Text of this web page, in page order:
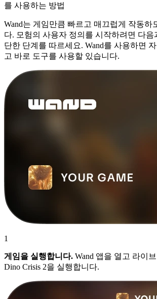
를 사용하는 방법
Wand는 게임만큼 빠르고 매끄럽게 작동하
다. 모험의 사용자 정의를 시작하려면 다음
단한 단계를 따르세요. Wand를 사용하면
고 바로 도구를 사용할 있습니다.
1
게임을 실행합니다. Wand 앱을 열고 라이
Dino Crisis 2을 실행합니다.